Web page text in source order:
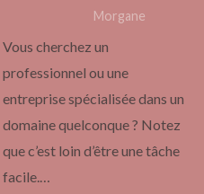
Morgane
Vous cherchez un
professionnel ou une
entreprise spécialisée dans un
domaine quelconque ? Notez
que c’est loin d’être une tâche
facile.…